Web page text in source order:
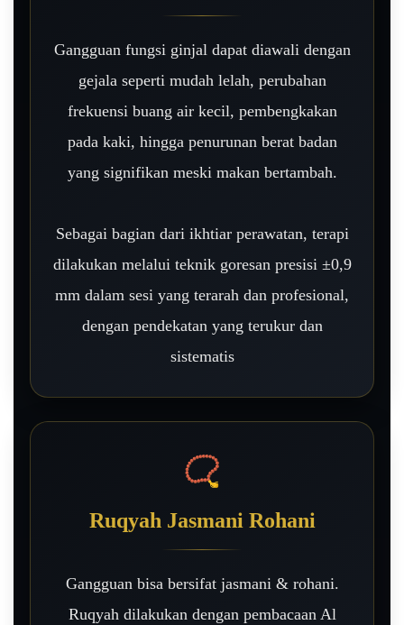
Gangguan fungsi ginjal dapat diawali dengan
gejala seperti mudah lelah, perubahan
frekuensi buang air kecil, pembengkakan
pada kaki, hingga penurunan berat badan
yang signifikan meski makan bertambah.
Sebagai bagian dari ikhtiar perawatan, terapi
dilakukan melalui teknik goresan presisi ±0,9
mm dalam sesi yang terarah dan profesional,
dengan pendekatan yang terukur dan
sistematis
📿
Ruqyah Jasmani Rohani
Gangguan bisa bersifat jasmani & rohani.
Ruqyah dilakukan dengan pembacaan Al